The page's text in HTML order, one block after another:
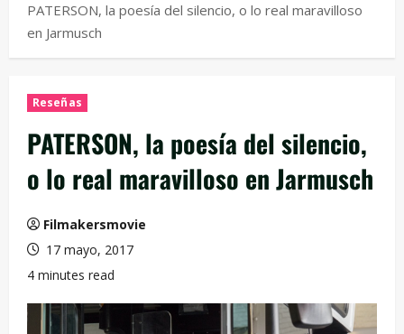
PATERSON, la poesía del silencio, o lo real maravilloso
en Jarmusch
Reseñas
PATERSON, la poesía del silencio,
o lo real maravilloso en Jarmusch
Filmakersmovie
17 mayo, 2017
4 minutes read